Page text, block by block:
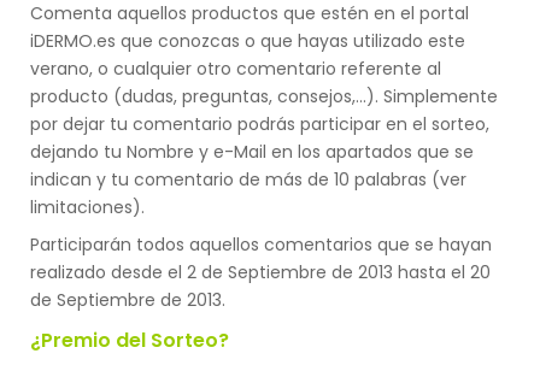
Comenta aquellos productos que estén en el portal
iDERMO.es que conozcas o que hayas utilizado este
verano, o cualquier otro comentario referente al
producto (dudas, preguntas, consejos,...). Simplemente
por dejar tu comentario podrás participar en el sorteo,
dejando tu Nombre y e-Mail en los apartados que se
indican y tu comentario de más de 10 palabras (ver
limitaciones).
Participarán todos aquellos comentarios que se hayan
realizado desde el 2 de Septiembre de 2013 hasta el 20
de Septiembre de 2013.
¿Premio del Sorteo?